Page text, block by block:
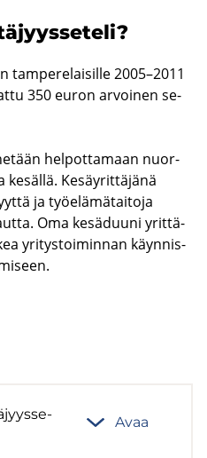
tam­pe­re­lai­sil­le 2005–2011
350 euron ar­voi­nen se­
hel­pot­ta­maan nuor­
Ke­säy­rit­tä­jä­nä
ja työ­elä­mä­tai­to­ja
Oma ke­sä­duu­ni yrit­tä­
yri­tys­toi­min­nan käyn­nis­
Avaa